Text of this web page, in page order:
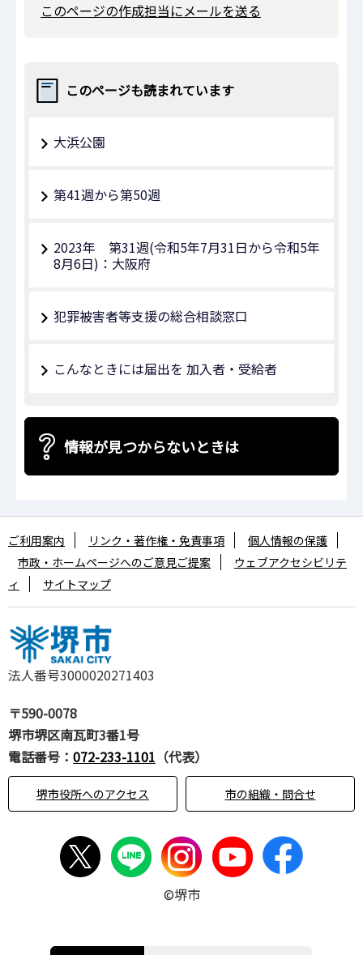
このページの作成担当にメールを送る
このページも読まれています
大浜公園
第41週から第50週
2023年 第31週(令和5年7月31日から令和5年
8月6日)：大阪府
犯罪被害者等支援の総合相談窓口
こんなときには届出を 加入者・受給者
情報が見つからないときは
法人番号3000020271403
〒590-0078
堺市堺区南瓦町3番1号
電話番号： 072-233-1101 （代表）
堺市役所へのアクセス 市の組織・問合せ
ご利用案内 リンク・著作権・免責事項
個人情報の保護
市政・ホームページへのご意見ご提案
ウェブアクセシビリテ
ィ
サイトマップ
©堺市